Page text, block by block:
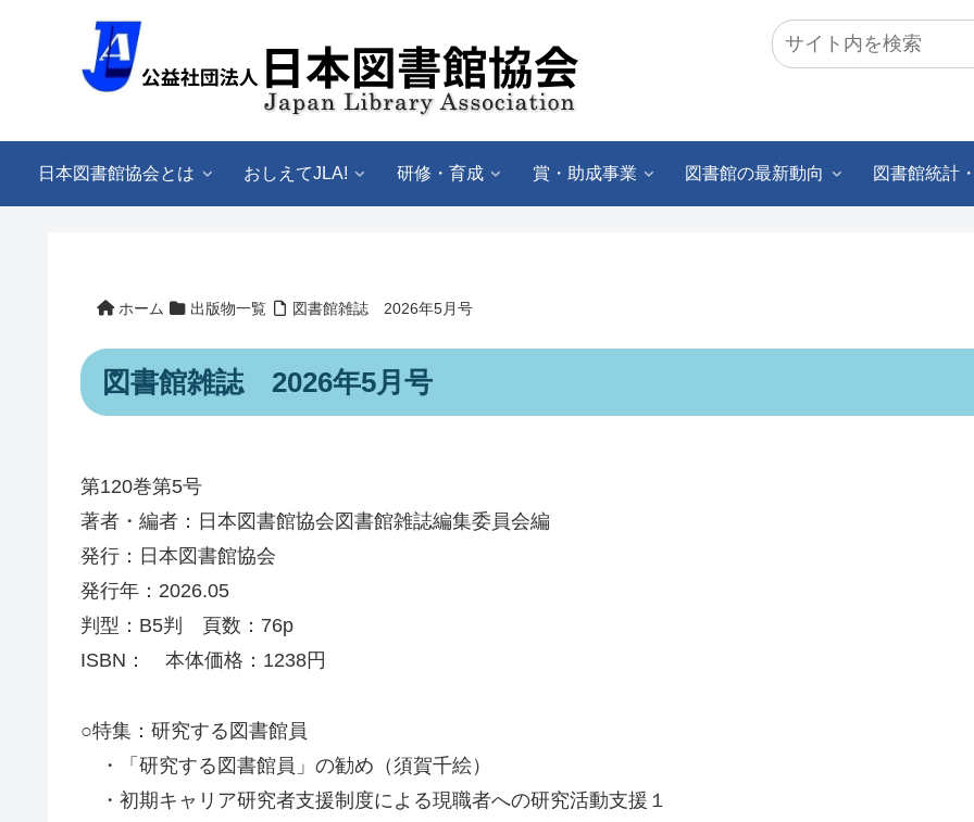
日本図書館協会とは おしえてJLA! 研修・育成 賞・助成事業 図書館の最新動向 図書館統計
ホーム 出版物一覧 図書館雑誌 2026年5月号
図書館雑誌 2026年5月号
第120巻第5号
著者・編者：日本図書館協会図書館雑誌編集委員会編
発行：日本図書館協会
発行年：2026.05
判型：B5判 頁数：76p
ISBN： 本体価格：1238円
○特集：研究する図書館員
・「研究する図書館員」の勧め（須賀千絵）
・初期キャリア研究者支援制度による現職者への研究活動支援１